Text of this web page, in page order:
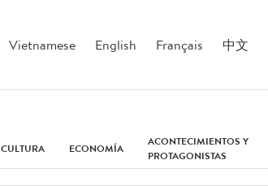
Vietnamese English Français 中文
CULTURA ECONOMÍA
ACONTECIMIENTOS Y
PROTAGONISTAS